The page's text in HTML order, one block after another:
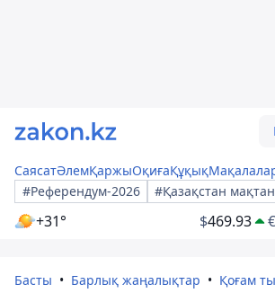
СаясатӘлемҚаржыОқиғаҚұқық
#Референдум-2026
#Қазақстан
+31° $469.93 €
Басты Барлық жаңалықтар Қоғам